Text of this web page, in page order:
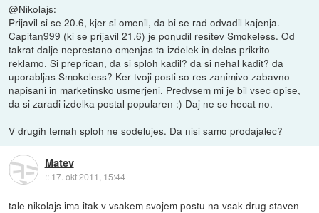
@Nikolajs:
Prijavil si se 20.6, kjer si omenil, da bi se rad odvadil kajenja.
Capitan999 (ki se prijavil 21.6) je ponudil resitev Smokeless. Od
takrat dalje neprestano omenjas ta izdelek in delas prikrito
reklamo. Si preprican, da si sploh kadil? da si nehal kadit? da
uporabljas Smokeless? Ker tvoji posti so res zanimivo zabavno
napisani in marketinsko usmerjeni. Predvsem mi je bil vsec opise,
da si zaradi izdelka postal popularen :) Daj ne se hecat no.
V drugih temah sploh ne sodelujes. Da nisi samo prodajalec?
Matev
:: 17. okt 2011, 15:44
tale nikolajs ima itak v vsakem svojem postu na vsak drug staven